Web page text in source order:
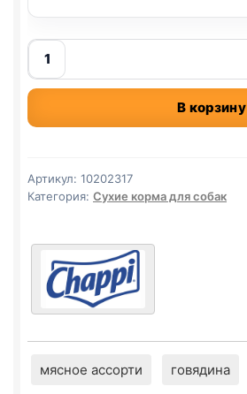
Количество
товара
Chappi
(МЯСНОЕ
2,5кг
В корзину
Артикул: 10202317
Категория: Сухие корма для собак
мясное ассорти говядина